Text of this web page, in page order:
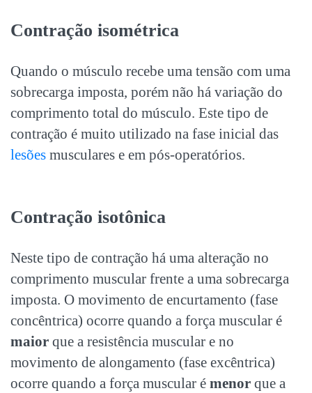
Contração isométrica
Quando o músculo recebe uma tensão com uma
sobrecarga imposta, porém não há variação do
comprimento total do músculo. Este tipo de
contração é muito utilizado na fase inicial das
lesões musculares e em pós-operatórios.
Contração isotônica
Neste tipo de contração há uma alteração no
comprimento muscular frente a uma sobrecarga
imposta. O movimento de encurtamento (fase
concêntrica) ocorre quando a força muscular é
maior que a resistência muscular e no
movimento de alongamento (fase excêntrica)
ocorre quando a força muscular é menor que a